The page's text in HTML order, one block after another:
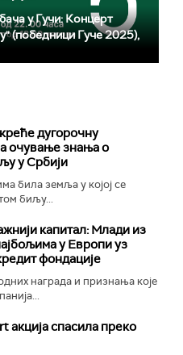
у Гучи: Концерт
(победници Гуче 2025),
дугорочну
очување знања о
у Србији
била земља у којој се
биљу...
капитал: Млади из
у Европи уз
фондације
награда и признања које
акција спасила преко